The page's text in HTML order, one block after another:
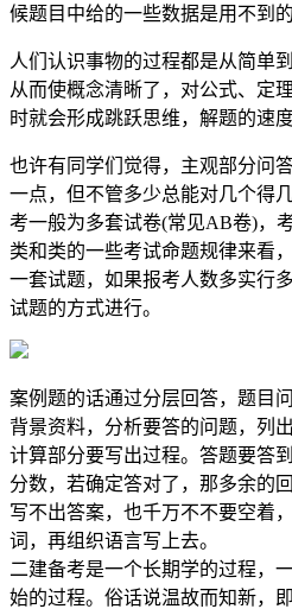
候题目中给的一些数据是用不到
人们认识事物的过程都是从简单
从而使概念清晰了，对公式、定
时就会形成跳跃思维，解题的速
也许有同学们觉得，主观部分问
一点，但不管多少总能对几个得
考一般为多套试卷(常见AB卷)，
类和类的一些考试命题规律来看
一套试题，如果报考人数多实行
试题的方式进行。
案例题的话通过分层回答，题目
背景资料，分析要答的问题，列
计算部分要写出过程。答题要答
分数，若确定答对了，那多余的
写不出答案，也千万不不要空着
词，再组织语言写上去。
二建备考是一个长期学的过程，
始的过程。俗话说温故而知新，